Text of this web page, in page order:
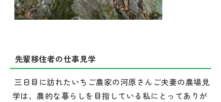
先輩移住者の仕事見学
三日目に訪れたいちご農家の河原さんご夫妻の農場見
学は、農的な暮らしを目指している私にとってありが